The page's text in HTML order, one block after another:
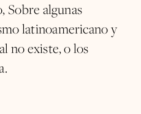
Sobre algunas
latinoamericano y
no existe, o los